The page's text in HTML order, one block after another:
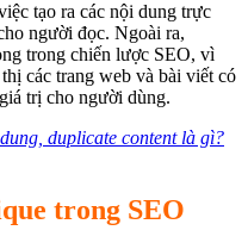
tạo ra các nội dung trực
người đọc. Ngoài ra,
trong chiến lược SEO, vì
các trang web và bài viết có
trị cho người dùng.
duplicate content là gì?
trong SEO